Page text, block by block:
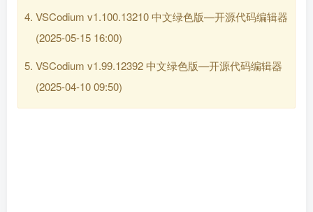
VSCodium v1.100.13210 中文绿色版—开源代码编辑器
(2025-05-15 16:00)
VSCodium v1.99.12392 中文绿色版—开源代码编辑器
(2025-04-10 09:50)